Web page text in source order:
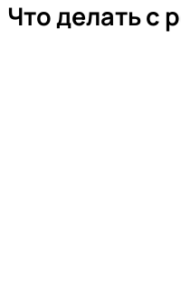
Что делать с